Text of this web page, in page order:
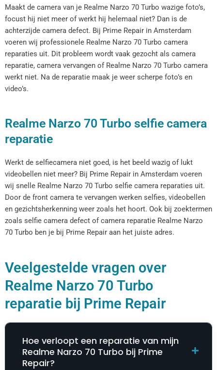
Maakt de camera van je Realme Narzo 70 Turbo wazige foto’s,
focust hij niet meer of werkt hij helemaal niet? Dan is de
achterzijde camera defect. Bij Prime Repair in Amsterdam
voeren wij professionele Realme Narzo 70 Turbo camera
reparaties uit. Dit probleem wordt vaak gezocht als camera
reparatie, camera vervangen of Realme Narzo 70 Turbo camera
werkt niet. Na de reparatie maak je weer scherpe foto’s en
video’s.
Realme Narzo 70 Turbo selfie camera
reparatie
Werkt de selfiecamera niet goed, is het beeld wazig of lukt
videobellen niet meer? Bij Prime Repair in Amsterdam voeren
wij snelle Realme Narzo 70 Turbo selfie camera reparaties uit.
Door de front camera te vervangen werken selfies, videobellen
en gezichtsherkenning weer zoals het hoort. Ook bij zoektermen
zoals selfie camera defect of camera reparatie Realme Narzo
70 Turbo ben je bij Prime Repair aan het juiste adres.
Veelgestelde vragen over
Realme Narzo 70 Turbo
reparatie bij Prime Repair
Hoe verloopt een reparatie van mijn
Realme Narzo 70 Turbo bij Prime
Repair?